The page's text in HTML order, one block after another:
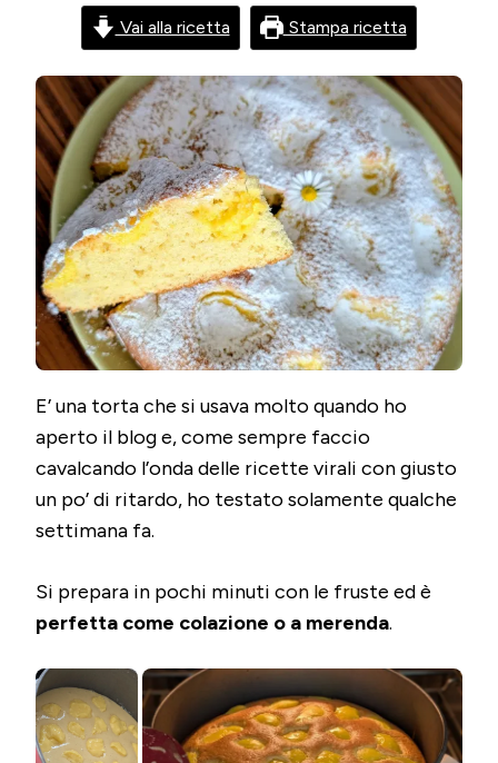
Vai alla ricetta Stampa ricetta
E’ una torta che si usava molto quando ho
aperto il blog e, come sempre faccio
cavalcando l’onda delle ricette virali con giusto
un po’ di ritardo, ho testato solamente qualche
settimana fa.
Si prepara in pochi minuti con le fruste ed è
perfetta come colazione o a merenda.